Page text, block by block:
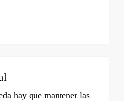
hay que mantener las